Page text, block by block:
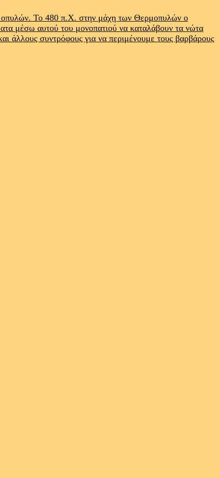
Το 480 π.Χ. στην μάχη των Θερμοπυλών ο
μέσω αυτού του μονοπατιού να καταλάβουν τα νώτα
άλλους συντρόφους για να περιμένουμε τους βαρβάρους